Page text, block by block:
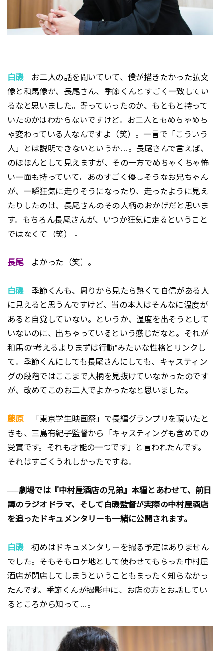
白磯お二人の話を聞いていて、僕が描きたかった弘文
像と和馬像が、長尾さん、季節くんとすごく一致してい
るなと思いました。寄っていったのか、もともと持って
いたのかはわからないですけど。お二人ともめちゃめち
ゃ変わっている人なんですよ（笑）。一言で「こういう
人」とは説明できないというか…。長尾さんで言えば、
のほほんとして見えますが、その一方でめちゃくちゃ怖
い一面も持っていて。あのすごく優しそうなお兄ちゃん
が、一瞬狂気に走りそうになったり、走ったように見え
たりしたのは、長尾さんのその人柄のおかげだと思いま
す。もちろん長尾さんが、いつか狂気に走るということ
ではなくて（笑） 。
長尾よかった（笑）。
白磯季節くんも、周りから見たら熱くて自信がある人
に見えると思うんですけど、当の本人はそんなに温度が
あると自覚していない。というか、温度を出そうとして
いないのに、出ちゃっているという感じだなと。それが
和馬の“考えるよりまずは行動”みたいな性格とリンクし
て。季節くんにしても長尾さんにしても、キャスティン
グの段階ではここまで人柄を見抜けていなかったのです
が、改めてこのお二人でよかったなと思いました。
藤原「東京学生映画祭」で長編グランプリを頂いたと
きも、三島有紀子監督から「キャスティングも含めての
受賞です。それも才能の一つです」と言われたんです。
それはすごくうれしかったですね。
──劇場では『中村屋酒店の兄弟』本編とあわせて、前日
譚のラジオドラマ、そして白磯監督が実際の中村屋酒店
を追ったドキュメンタリーも一緒に公開されます。
白磯初めはドキュメンタリーを撮る予定はありません
でした。そもそもロケ地として使わせてもらった中村屋
酒店が閉店してしまうということもまったく知らなかっ
たんです。季節くんが撮影中に、お店の方とお話してい
るところから知って…。